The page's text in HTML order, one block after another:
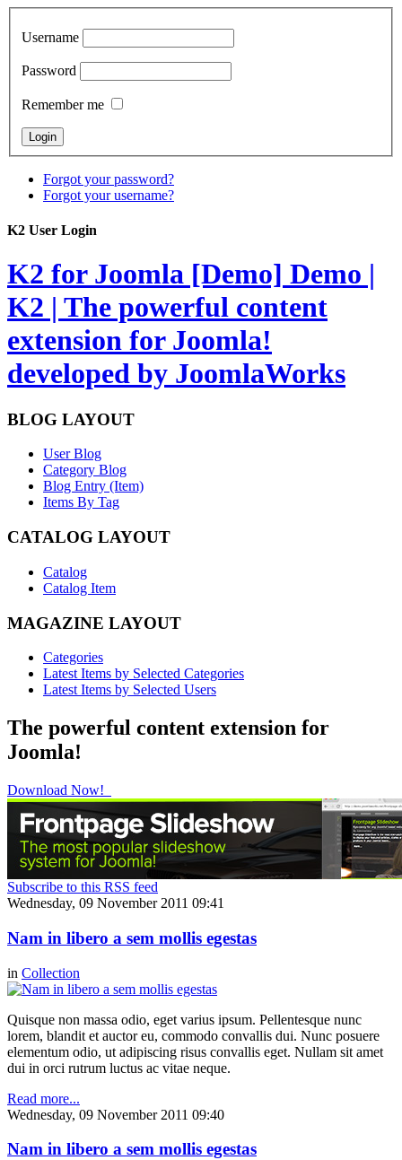
Username
Password
Remember me
Forgot your password?
Forgot your username?
K2 User Login
K2 for Joomla [Demo] Demo |
K2 | The powerful content
extension for Joomla!
developed by JoomlaWorks
BLOG LAYOUT
User Blog
Category Blog
Blog Entry (Item)
Items By Tag
CATALOG LAYOUT
Catalog
Catalog Item
MAGAZINE LAYOUT
Categories
Latest Items by Selected Categories
Latest Items by Selected Users
The powerful content extension for
Joomla!
Download Now!
Subscribe to this RSS feed
Wednesday, 09 November 2011 09:41
Nam in libero a sem mollis egestas
in Collection
Quisque non massa odio, eget varius ipsum. Pellentesque nunc
lorem, blandit et auctor eu, commodo convallis dui. Nunc posuere
elementum odio, ut adipiscing risus convallis eget. Nullam sit amet
dui in orci rutrum luctus ac vitae neque.
Read more...
Wednesday, 09 November 2011 09:40
Nam in libero a sem mollis egestas